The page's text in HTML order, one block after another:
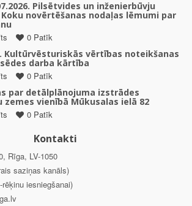
Pilsētvides un inženierbūvju
novērtēšanas nodaļas lēmumi par
0 Patīk
Kultūrvēsturiskās vērtības noteikšanas
darba kārtība
0 Patīk
par detālplānojuma izstrādes
zemes vienībā Mūkusalas ielā 82
0 Patīk
Kontakti
Rīga, LV-1050
saziņas kanāls)
iesniegšanai)